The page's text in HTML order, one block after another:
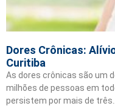
Dores Crônicas:
Curitiba
As dores crônicas são um
milhões de pessoas em
persistem por mais de três…